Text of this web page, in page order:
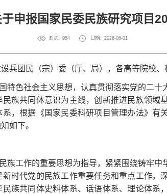
申报国家民委民族研究项目
浏览：954 日期：2026-06-01
兵团民（宗）委（厅、局），各高等院校、
特色社会主义思想，认真贯彻落实党的二十
族共同体意识为主线，创新推进民族领域
，根据《国家民委科研项目管理办法》有
如下。
族工作的重要思想为指导，紧紧围绕铸牢
时代党的民族工作重要任务和重点工作，
族共同体史料体系、话语体系、理论体系